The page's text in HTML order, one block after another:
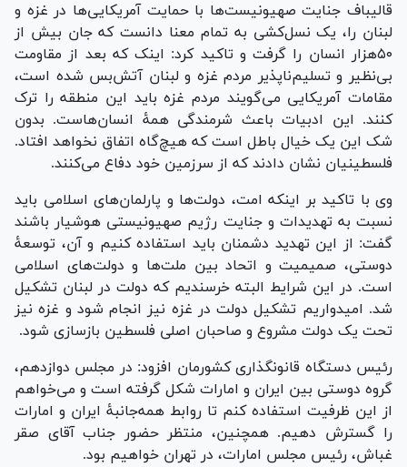
قالیباف جنایت صهیونیست‌ها با حمایت آمریکایی‌ها در غزه و
لبنان را، یک نسل‌کشی به تمام معنا دانست که جان بیش از
۵۰هزار انسان را گرفت و تاکید کرد: اینک که بعد از مقاومت
بی‌نظیر و تسلیم‌ناپذیر مردم غزه و لبنان آتش‌بس شده است،
مقامات آمریکایی می‌گویند مردم غزه باید این منطقه را ترک
کنند. این ادبیات باعث شرمندگی همۀ انسان‌هاست. بدون
شک این یک خیال باطل است که هیچ‌گاه اتفاق نخواهد افتاد.
فلسطینیان نشان دادند که از سرزمین خود دفاع می‌کنند.
وی با تاکید بر اینکه امت، دولت‌ها و پارلمان‌های اسلامی باید
نسبت به تهدیدات و جنایت رژیم صهیونیستی هوشیار باشند
گفت: از این تهدید دشمنان باید استفاده کنیم و آن، توسعۀ
دوستی، صمیمیت و اتحاد بین ملت‌ها و دولت‌های اسلامی
است. در این شرایط البته خرسندیم که دولت در لبنان تشکیل
شد. امیدواریم تشکیل دولت در غزه نیز انجام شود و غزه نیز
تحت یک دولت مشروع و صاحبان اصلی فلسطین بازسازی شود.
رئیس دستگاه قانونگذاری کشورمان افزود: در مجلس دوازدهم،
گروه دوستی بین ایران و امارات شکل گرفته است و می‌خواهم
از این ظرفیت استفاده کنم تا روابط همه‌جانبۀ ایران و امارات
را گسترش دهیم. همچنین، منتظر حضور جناب آقای صقر
غباش، رئیس مجلس امارات، در تهران خواهیم بود.